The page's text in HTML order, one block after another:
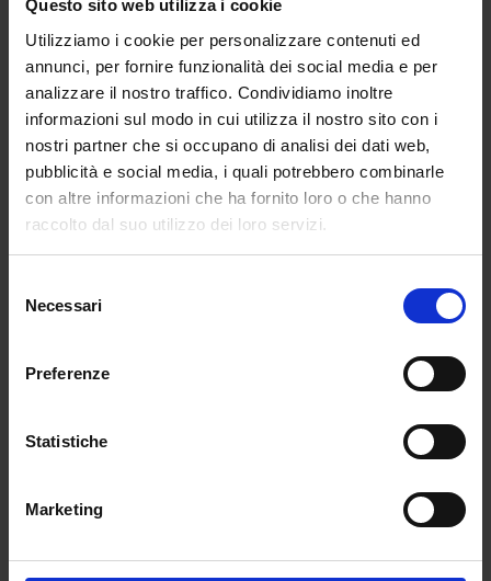
Questo sito web utilizza i cookie
Utilizziamo i cookie per personalizzare contenuti ed
annunci, per fornire funzionalità dei social media e per
analizzare il nostro traffico. Condividiamo inoltre
informazioni sul modo in cui utilizza il nostro sito con i
nostri partner che si occupano di analisi dei dati web,
pubblicità e social media, i quali potrebbero combinarle
con altre informazioni che ha fornito loro o che hanno
raccolto dal suo utilizzo dei loro servizi.
delNecessari
Preferenze
Statistiche
Marketing
l’ambiente più sicuro e inclusivo. Bumble si
distingue anche per la possibilità di usarla in
modalità friends e per essere stata tra le prime
piattaforme a introdurre la verifica delle foto: un
passo importante per garantire trasparenza e
ridurre i rischi di catfishing. Che si stia cercando
l’anima gemella o solo nuove conoscenze, oggi c’è
Il dating online oggetto di